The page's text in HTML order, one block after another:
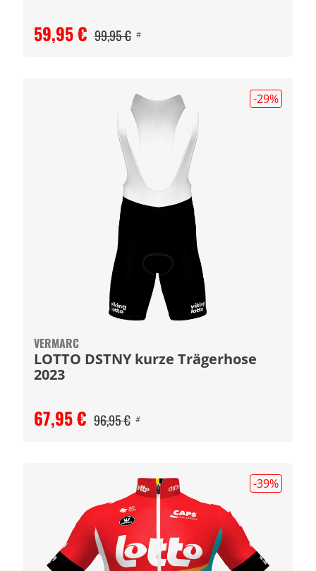
59,95 € 99,95 € #
-29%
VERMARC
LOTTO DSTNY kurze Trägerhose
2023
67,95 € 96,95 € #
-39%